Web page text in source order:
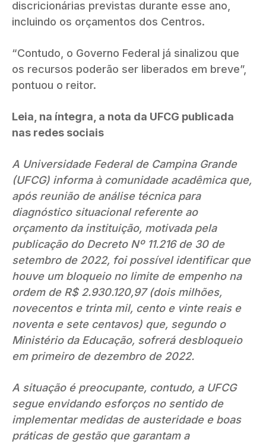
discricionárias previstas durante esse ano,
incluindo os orçamentos dos Centros.
“Contudo, o Governo Federal já sinalizou que
os recursos poderão ser liberados em breve”,
pontuou o reitor.
Leia, na íntegra, a nota da UFCG publicada
nas redes sociais
A Universidade Federal de Campina Grande
(UFCG) informa à comunidade acadêmica que,
após reunião de análise técnica para
diagnóstico situacional referente ao
orçamento da instituição, motivada pela
publicação do Decreto Nº 11.216 de 30 de
setembro de 2022, foi possível identificar que
houve um bloqueio no limite de empenho na
ordem de R$ 2.930.120,97 (dois milhões,
novecentos e trinta mil, cento e vinte reais e
noventa e sete centavos) que, segundo o
Ministério da Educação, sofrerá desbloqueio
em primeiro de dezembro de 2022.
A situação é preocupante, contudo, a UFCG
segue envidando esforços no sentido de
implementar medidas de austeridade e boas
práticas de gestão que garantam a